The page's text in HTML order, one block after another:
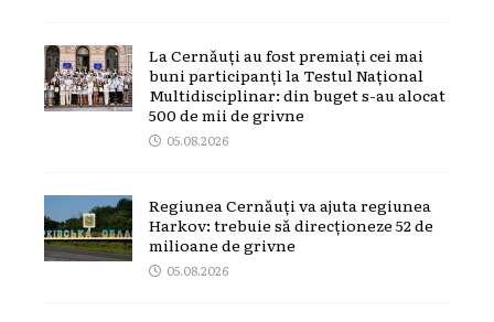
La Cernăuți au fost premiați cei mai
buni participanți la Testul Național
Multidisciplinar: din buget s-au alocat
500 de mii de grivne
05.08.2026
Regiunea Cernăuți va ajuta regiunea
Harkov: trebuie să direcționeze 52 de
milioane de grivne
05.08.2026